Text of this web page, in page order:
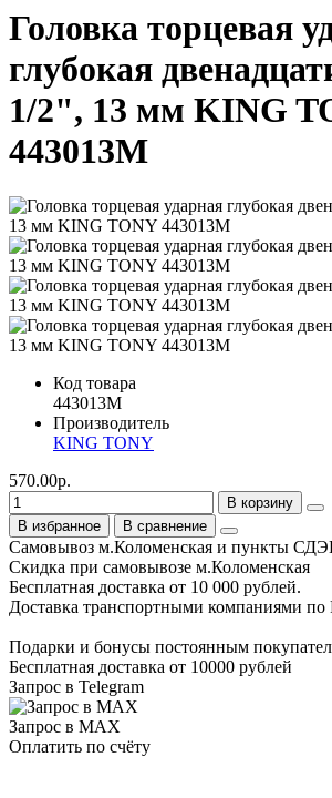
Головка торцевая
глубокая
1/2", 13 мм KING
443013M
Код товара
443013M
Производитель
KING TONY
570.00р.
В корзину
В избранное
В сравнение
Самовывоз м.Коломенская и пункты
Скидка при самовывозе м.Коломенская
Бесплатная доставка от 10 000 рублей.
Доставка транспортными компаниями по
Подарки и бонусы постоянным
Бесплатная доставка от 10000 рублей
Запрос в Telegram
Запрос в MAX
Оплатить по счёту